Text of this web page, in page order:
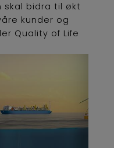
bidra til økt
kunder og
Quality of Life